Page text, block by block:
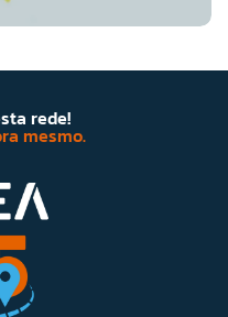
rede!
mesmo.